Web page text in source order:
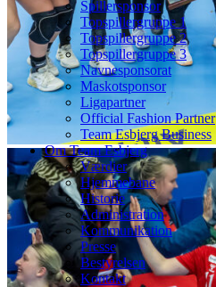
Spillersponsor
Topspillergruppe 1
Topspillergruppe 2
Topspillergruppe 3
Navnesponsorat
Maskotsponsor
Ligapartner
Official Fashion Partner
Team Esbjerg Business
Om Team Esbjerg
Værdier
Hjemmebane
Historie
Administration
Kommunikation
Presse
Bestyrelsen
Kontakt